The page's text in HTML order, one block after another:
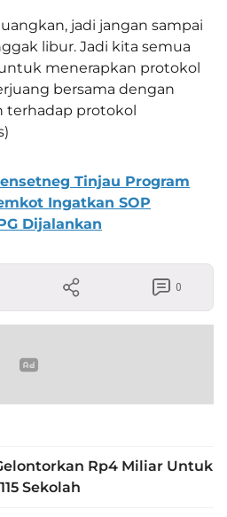
jadi jangan sampai
libur. Jadi kita semua
menerapkan protokol
bersama dengan
protokol
Tinjau Program
Ingatkan SOP
Dijalankan
0
Rp4 Miliar Untuk
Sekolah